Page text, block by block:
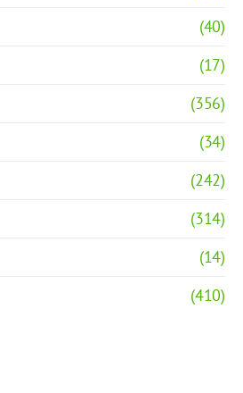
(40)
(17)
(356)
(34)
(242)
(314)
(14)
(410)